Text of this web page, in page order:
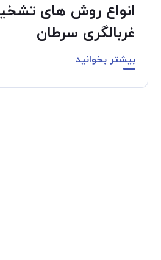
انواع روش های
غربالگری سرطان
بیشتر بخوانید